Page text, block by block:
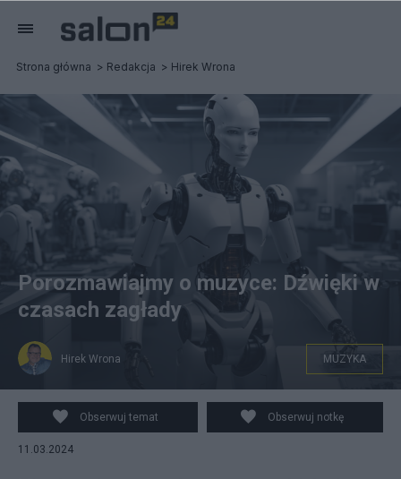
Strona główna Redakcja Hirek Wrona
CC0
Porozmawiajmy o muzyce: Dźwięki w
czasach zagłady
Hirek Wrona MUZYKA
Obserwuj temat Obserwuj notkę
11.03.2024